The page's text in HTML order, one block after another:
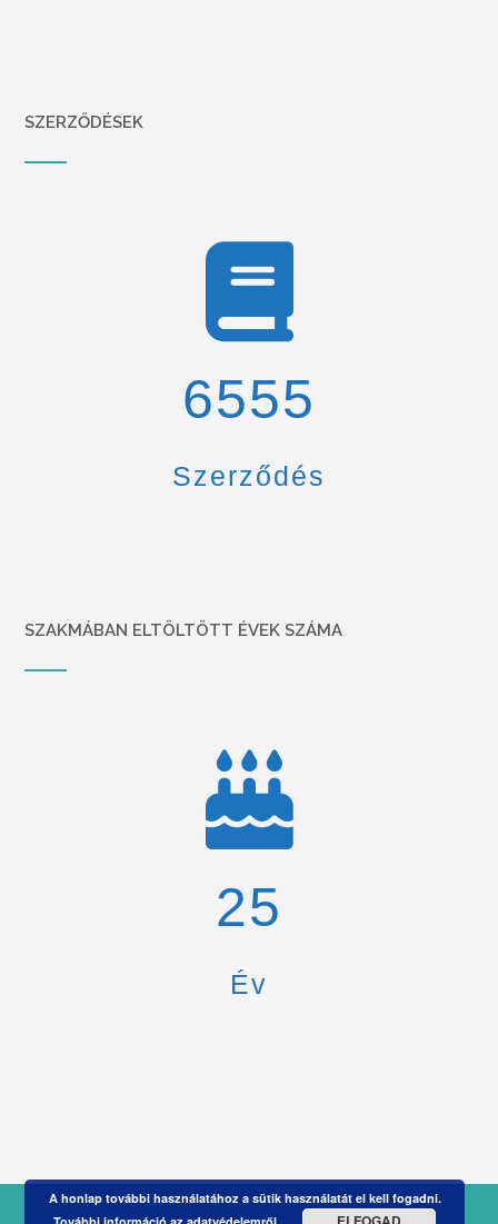
SZERZŐDÉSEK
6900
Szerződés
SZAKMÁBAN ELTÖLTÖTT ÉVEK SZÁMA
26
Év
A honlap további használatához a sütik használatát el kell fogadni.